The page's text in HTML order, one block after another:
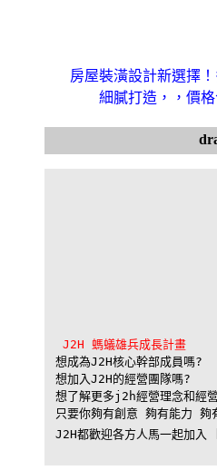
房屋裝潢設計新選擇
細膩打造，，價
J2H 螞蟻雄兵成長計畫
想成為J2H核心幹部成員嗎?
想加入J2H的經營團隊嗎?
想了解更多j2h經營理念和經
只要你夠有創意 夠有能力 夠
J2H都歡迎各方人馬一起加入 [